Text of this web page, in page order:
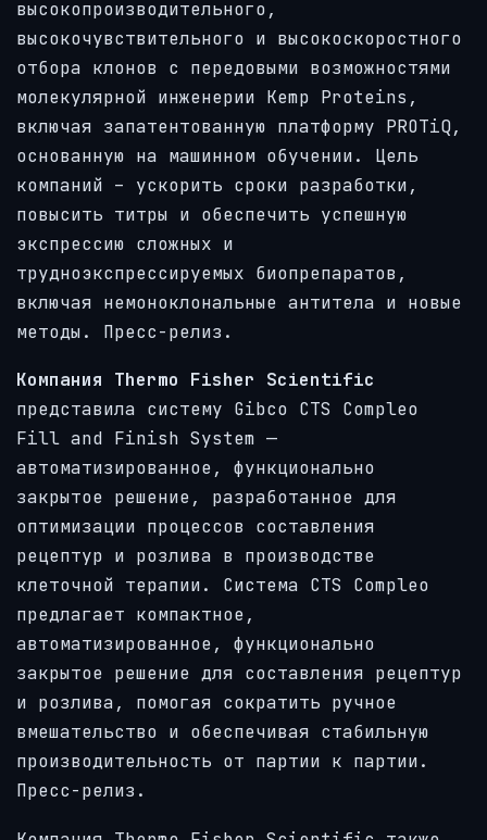
высокопроизводительного,
высокочувствительного и высокоскоростного
отбора клонов с передовыми возможностями
молекулярной инженерии Kemp Proteins,
включая запатентованную платформу PROTiQ,
основанную на машинном обучении. Цель
компаний – ускорить сроки разработки,
повысить титры и обеспечить успешную
экспрессию сложных и
трудноэкспрессируемых биопрепаратов,
включая немоноклональные антитела и новые
методы. Пресс-релиз.
Компания Thermo Fisher Scientific
представила систему Gibco CTS Compleo
Fill and Finish System —
автоматизированное, функционально
закрытое решение, разработанное для
оптимизации процессов составления
рецептур и розлива в производстве
клеточной терапии. Система CTS Compleo
предлагает компактное,
автоматизированное, функционально
закрытое решение для составления рецептур
и розлива, помогая сократить ручное
вмешательство и обеспечивая стабильную
производительность от партии к партии.
Пресс-релиз.